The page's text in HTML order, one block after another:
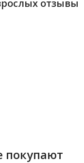
отзывы
покупают